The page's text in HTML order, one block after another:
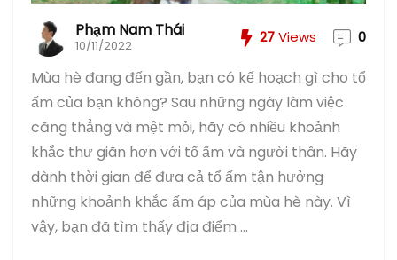
Phạm Nam Thái
10/11/2022 27Views 0
Mùa hè đang đến gần, bạn có kế hoạch gì cho tổ
ấm của bạn không? Sau những ngày làm việc
căng thẳng và mệt mỏi, hãy có nhiều khoảnh
khắc thư giãn hơn với tổ ấm và người thân. Hãy
dành thời gian để đưa cả tổ ấm tận hưởng
những khoảnh khắc ấm áp của mùa hè này. Vì
vậy, bạn đã tìm thấy địa điểm ...